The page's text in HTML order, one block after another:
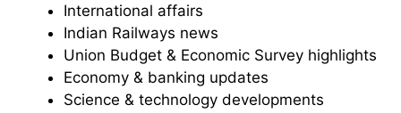
International affairs
Indian Railways news
Union Budget & Economic Survey highlights
Economy & banking updates
Science & technology developments